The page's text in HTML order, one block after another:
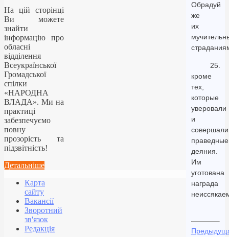
Обрадуй
же
их
25.
кроме
тех,
которые
уверовали
и
совершали
праведные
деяния.
Им
уготована
награда
На цій сторінці
Ви можете
знайти
інформацію про
обласні
відділення
Всеукраїнської
Громадської
спілки
«НАРОДНА
ВЛАДА». Ми на
практиці
забезпечуємо
повну
прозорість та
підзвітність!
Детальніше
Карта
сайту
Вакансії
Зворотний
зв'язок
Редакція